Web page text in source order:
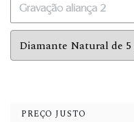
PREÇO JUSTO